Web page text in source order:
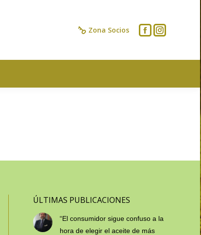
Zona Socios
ÚLTIMAS PUBLICACIONES
“El consumidor sigue confuso a la
hora de elegir el aceite de más